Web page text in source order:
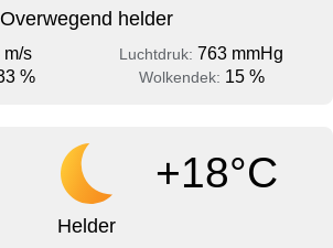
Overwegend helder
m/s Luchtdruk: 763 mmHg
% Wolkendek: 15 %
+18°C
Helder